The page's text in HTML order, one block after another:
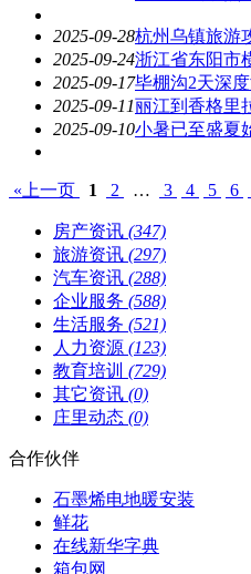
2025-09-28杭州乌镇旅游
2025-09-24浙江省东阳市
2025-09-17毕棚沟2天深
2025-09-11丽江到香格里
2025-09-10小暑已至盛夏
«上一页 1 2 … 3 4 5 6
房产资讯 (347)
旅游资讯 (297)
汽车资讯 (288)
企业服务 (588)
生活服务 (521)
人力资源 (123)
教育培训 (729)
其它资讯 (0)
庄里动态 (0)
合作伙伴
石墨烯电地暖安装
鲜花
在线新华字典
箱包网